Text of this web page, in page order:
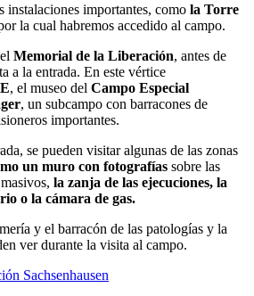
instalaciones importantes, como la Torre
la cual habremos accedido al campo.
Memorial de la Liberación, antes de
a la entrada. En este vértice
, el museo del Campo Especial
, un subcampo con barracones de
importantes.
se pueden visitar algunas de las zonas
un muro con fotografías sobre las
la zanja de las ejecuciones, la
o la cámara de gas.
y el barracón de las patologías y la
ver durante la visita al campo.